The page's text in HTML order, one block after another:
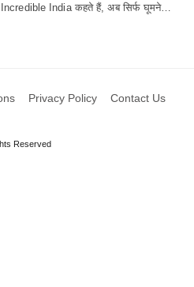
India कहते हैं, अब सिर्फ घूमने…
Privacy Policy Contact Us
Reserved